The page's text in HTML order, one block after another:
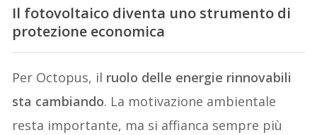
Il fotovoltaico diventa uno strumento di
protezione economica
Per Octopus, il ruolo delle energie rinnovabili
sta cambiando. La motivazione ambientale
resta importante, ma si affianca sempre più